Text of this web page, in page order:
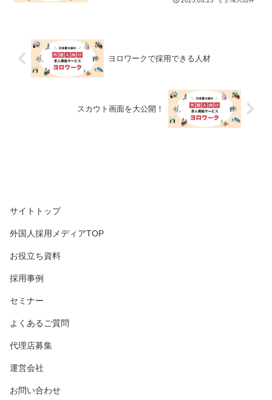
ヨロワークで採用できる人材
スカウト画面を大公開！
サイトトップ
外国人採用メディアTOP
お役立ち資料
採用事例
セミナー
よくあるご質問
代理店募集
運営会社
お問い合わせ